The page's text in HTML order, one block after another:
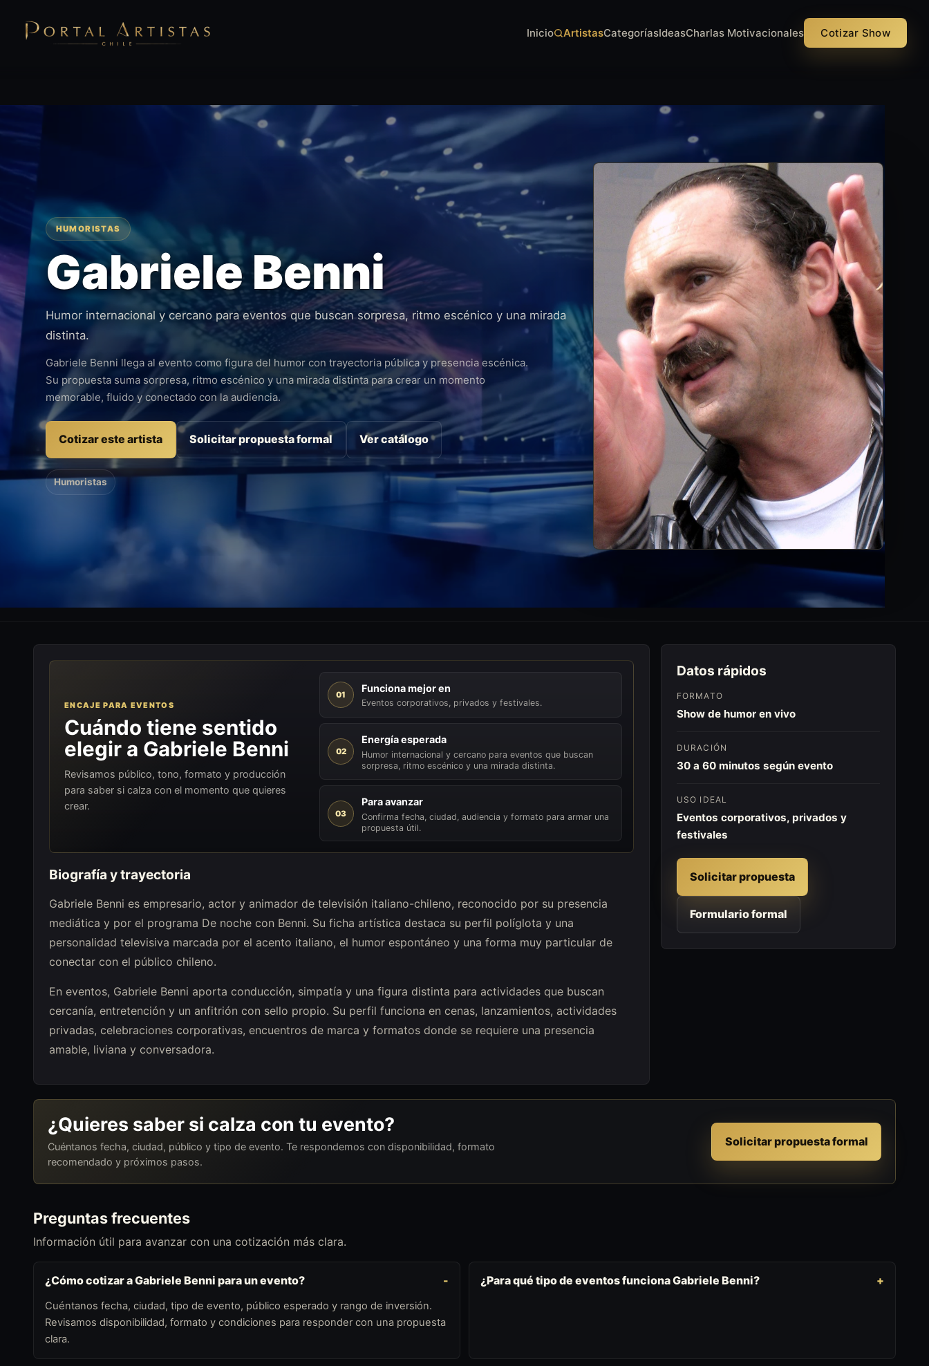
Inicio ArtistasCategoríasIdeasCharlas Motivacionales Cotizar Show
HUMORISTAS
Gabriele Benni
Humor internacional y cercano para eventos que buscan sorpresa, ritmo escénico y una mirada
distinta.
Gabriele Benni llega al evento como figura del humor con trayectoria pública y presencia escénica.
Su propuesta suma sorpresa, ritmo escénico y una mirada distinta para crear un momento
memorable, fluido y conectado con la audiencia.
Cotizar este artista Solicitar propuesta formal Ver catálogo
Humoristas
ENCAJE PARA EVENTOS
Cuándo tiene sentido
elegir a Gabriele Benni
Revisamos público, tono, formato y producción
para saber si calza con el momento que quieres
crear.
01
Funciona mejor en
Eventos corporativos, privados y festivales.
02
Energía esperada
Humor internacional y cercano para eventos que buscan
sorpresa, ritmo escénico y una mirada distinta.
03
Para avanzar
Confirma fecha, ciudad, audiencia y formato para armar una
propuesta útil.
Biografía y trayectoria
Gabriele Benni es empresario, actor y animador de televisión italiano-chileno, reconocido por su presencia
mediática y por el programa De noche con Benni. Su ficha artística destaca su perfil políglota y una
personalidad televisiva marcada por el acento italiano, el humor espontáneo y una forma muy particular de
conectar con el público chileno.
En eventos, Gabriele Benni aporta conducción, simpatía y una figura distinta para actividades que buscan
cercanía, entretención y un anfitrión con sello propio. Su perfil funciona en cenas, lanzamientos, actividades
privadas, celebraciones corporativas, encuentros de marca y formatos donde se requiere una presencia
amable, liviana y conversadora.
Datos rápidos
FORMATO
Show de humor en vivo
DURACIÓN
30 a 60 minutos según evento
USO IDEAL
Eventos corporativos, privados y
festivales
Solicitar propuesta
Formulario formal
¿Quieres saber si calza con tu evento?
Cuéntanos fecha, ciudad, público y tipo de evento. Te respondemos con disponibilidad, formato
recomendado y próximos pasos.
Solicitar propuesta formal
Preguntas frecuentes
Información útil para avanzar con una cotización más clara.
¿Cómo cotizar a Gabriele Benni para un evento?
Cuéntanos fecha, ciudad, tipo de evento, público esperado y rango de inversión.
Revisamos disponibilidad, formato y condiciones para responder con una propuesta
clara.
¿Para qué tipo de eventos funciona Gabriele Benni?